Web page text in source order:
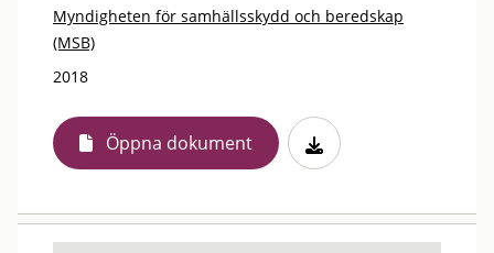
Myndigheten för samhällsskydd och beredskap
(MSB)
2018
Öppna dokument